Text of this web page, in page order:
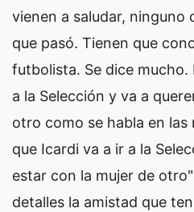
vienen a saludar, ninguno
que pasó. Tienen que
futbolista. Se dice mucho.
a la Selección y va a
otro como se habla en las
que Icardi va a ir a la
estar con la mujer de
detalles la amistad que